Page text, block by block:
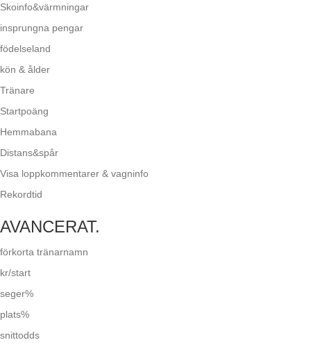
Skoinfo&värmningar
insprungna pengar
födelseland
kön & ålder
Tränare
Startpoäng
Hemmabana
Distans&spår
Visa loppkommentarer & vagninfo
Rekordtid
AVANCERAT.
förkorta tränarnamn
kr/start
seger%
plats%
snittodds